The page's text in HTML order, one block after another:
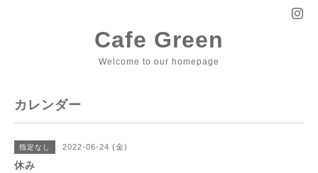
Cafe Green
Welcome to our homepage
カレンダー
指定なし 2022-06-24 (金)
休み